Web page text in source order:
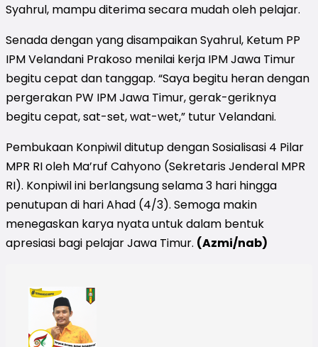
Syahrul, mampu diterima secara mudah oleh pelajar.
Senada dengan yang disampaikan Syahrul, Ketum PP
IPM Velandani Prakoso menilai kerja IPM Jawa Timur
begitu cepat dan tanggap. “Saya begitu heran dengan
pergerakan PW IPM Jawa Timur, gerak-geriknya
begitu cepat, sat-set, wat-wet,” tutur Velandani.
Pembukaan Konpiwil ditutup dengan Sosialisasi 4 Pilar
MPR RI oleh Ma’ruf Cahyono (Sekretaris Jenderal MPR
RI). Konpiwil ini berlangsung selama 3 hari hingga
penutupan di hari Ahad (4/3). Semoga makin
menegaskan karya nyata untuk dalam bentuk
apresiasi bagi pelajar Jawa Timur. (Azmi/nab)